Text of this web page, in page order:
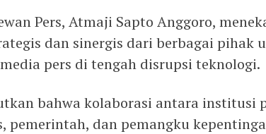
Pers, Atmaji Sapto Anggoro,
dan sinergis dari berbagai pihak
pers di tengah disrupsi teknologi.
bahwa kolaborasi antara institusi
pemerintah, dan pemangku